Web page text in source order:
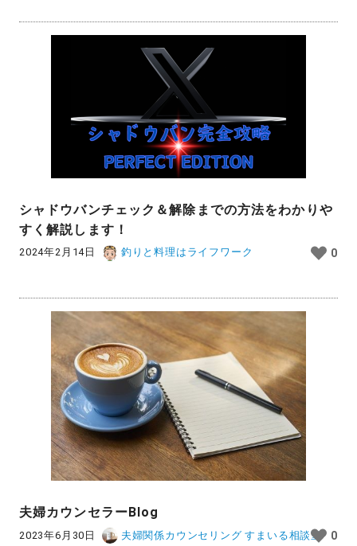
シャドウバンチェック＆解除までの方法をわかりや
すく解説します！
2024年2月14日 釣りと料理はライフワーク 0
夫婦カウンセラーBlog
2023年6月30日 夫婦関係カウンセリング すまいる相談室 0